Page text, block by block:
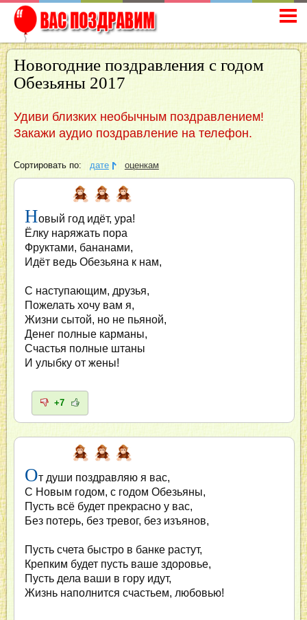
Новогодние поздравления с годом
Обезьяны 2017
Удиви близких необычным поздравлением!
Закажи аудио поздравление на телефон.
Сортировать по: дате оценкам
Новый год идёт, ура!
Ёлку наряжать пора
Фруктами, бананами,
Идёт ведь Обезьяна к нам,
С наступающим, друзья,
Пожелать хочу вам я,
Жизни сытой, но не пьяной,
Денег полные карманы,
Счастья полные штаны
И улыбку от жены!
+7
От души поздравляю я вас,
С Новым годом, с годом Обезьяны,
Пусть всё будет прекрасно у вас,
Без потерь, без тревог, без изъянов,
Пусть счета быстро в банке растут,
Крепким будет пусть ваше здоровье,
Пусть дела ваши в гору идут,
Жизнь наполнится счастьем, любовью!